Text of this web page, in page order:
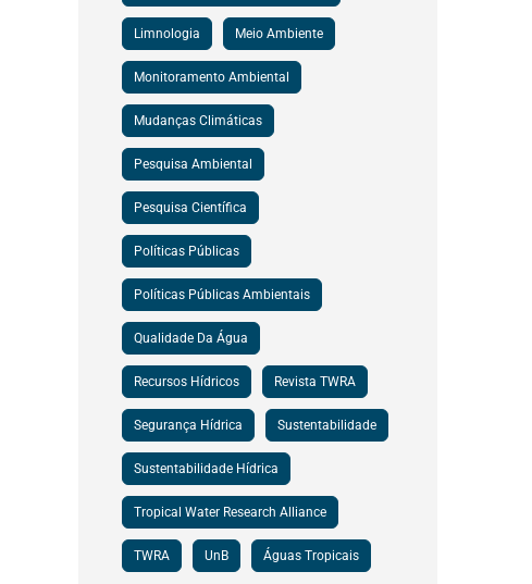
Limnologia Meio Ambiente
Monitoramento Ambiental
Mudanças Climáticas
Pesquisa Ambiental
Pesquisa Científica
Políticas Públicas
Políticas Públicas Ambientais
Qualidade Da Água
Recursos Hídricos Revista TWRA
Segurança Hídrica Sustentabilidade
Sustentabilidade Hídrica
Tropical Water Research Alliance
TWRA UnB Águas Tropicais